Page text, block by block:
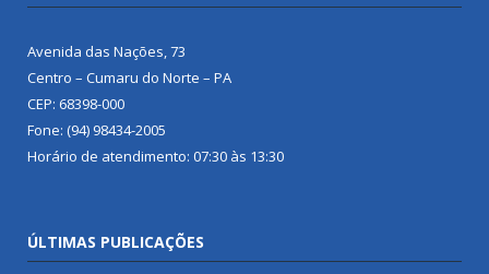
Avenida das Nações, 73
Centro – Cumaru do Norte – PA
CEP: 68398-000
Fone: (94) 98434-2005
Horário de atendimento: 07:30 às 13:30
ÚLTIMAS PUBLICAÇÕES